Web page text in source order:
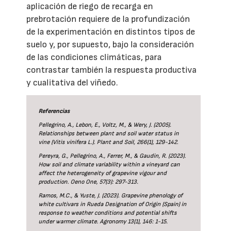
aplicación de riego de recarga en
prebrotación requiere de la profundización
de la experimentación en distintos tipos de
suelo y, por supuesto, bajo la consideración
de las condiciones climáticas, para
contrastar también la respuesta productiva
y cualitativa del viñedo.
Referencias
Pellegrino, A., Lebon, E., Voltz, M., & Wery, J. (2005).
Relationships between plant and soil water status in
vine (Vitis vinifera L.). Plant and Soil, 266(1), 129-142.
Pereyra, G., Pellegrino, A., Ferrer, M., & Gaudin, R. (2023).
How soil and climate variability within a vineyard can
affect the heterogeneity of grapevine vigour and
production. Oeno One, 57(3): 297-313.
Ramos, M.C., & Yuste, J. (2023). Grapevine phenology of
white cultivars in Rueda Designation of Origin (Spain) in
response to weather conditions and potential shifts
under warmer climate. Agronomy 13(1), 146: 1-15.